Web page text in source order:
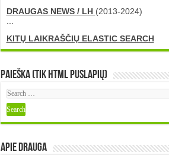
DRAUGAS NEWS / LH (2013-2024)
...
KITŲ LAIKRAŠČIŲ ELASTIC SEARCH
Paieška (tik HTML puslapių)
Apie DRAUGA